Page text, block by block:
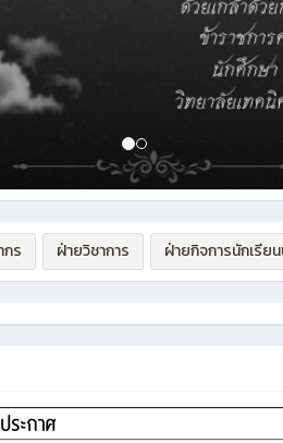
ร ฝ่ายวิชาการ ฝ่ายกิจการนักเรีย